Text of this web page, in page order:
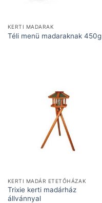
KERTI MADARAK
Téli menü madaraknak 450g
KERTI MADÁR ETETŐHÁZAK
Trixie kerti madárház
állvánnyal